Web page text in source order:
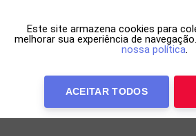
Este site armazena cookies para
melhorar sua experiência de navegação.
nossa política.
ACEITAR TODOS